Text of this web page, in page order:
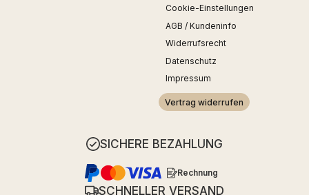
Cookie-Einstellungen
AGB / Kundeninfo
Widerrufsrecht
Datenschutz
Impressum
Vertrag widerrufen
SICHERE BEZAHLUNG
Rechnung
SCHNELLER VERSAND